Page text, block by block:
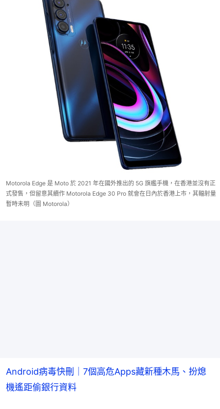
Motorola Edge 是 Moto 於 2021 年在國外推出的 5G 旗艦手機，在香港並沒有正
式發售，但留意其續作 Motorola Edge 30 Pro 就會在日內於香港上市，其輻射量
暫時未明（圖 Motorola）
Android病毒快刪｜7個高危Apps藏新種木馬、扮熄
機遙距偷銀行資料